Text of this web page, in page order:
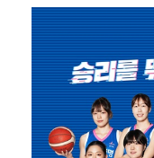
'1라운드